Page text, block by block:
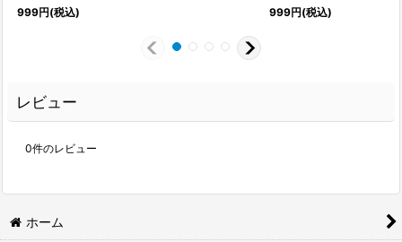
999円(税込)
999円(税込)
レビュー
0件のレビュー
ホーム